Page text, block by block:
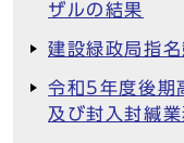
ザルの結果
建設緑政局指
令和5年度後期
及び封入封緘